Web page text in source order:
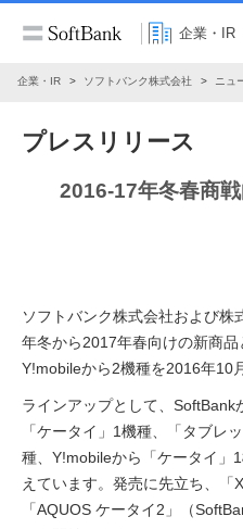
企業・IR
企業・IR ソフトバンク株式会社 ニュ
プレスリリース
2016-17年冬春商
ソフトバンク株式会社および
年冬から2017年春向けの新商品
Y!mobileから2機種を2016年10
ラインアップとして、SoftBank
「ケータイ」1機種、「タブレ
種、Y!mobileから「ケータイ」
えています。発売に先立ち、「
「AQUOS ケータイ2」（